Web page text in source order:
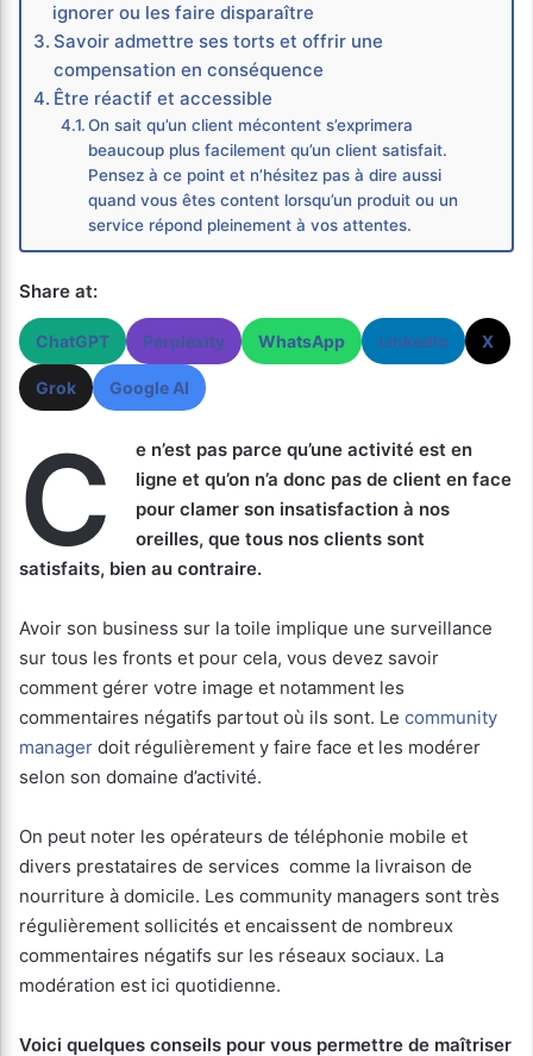
ignorer ou les faire disparaître
Savoir admettre ses torts et offrir une
compensation en conséquence
Être réactif et accessible
On sait qu’un client mécontent s’exprimera
beaucoup plus facilement qu’un client satisfait.
Pensez à ce point et n’hésitez pas à dire aussi
quand vous êtes content lorsqu’un produit ou un
service répond pleinement à vos attentes.
Share at:
ChatGPT Perplexity WhatsApp LinkedIn X
Grok Google AI
C
e n’est pas parce qu’une activité est en
ligne et qu’on n’a donc pas de client en face
pour clamer son insatisfaction à nos
oreilles, que tous nos clients sont
satisfaits, bien au contraire.
Avoir son business sur la toile implique une surveillance
sur tous les fronts et pour cela, vous devez savoir
comment gérer votre image et notamment les
commentaires négatifs partout où ils sont. Le community
manager doit régulièrement y faire face et les modérer
selon son domaine d’activité.
On peut noter les opérateurs de téléphonie mobile et
divers prestataires de services comme la livraison de
nourriture à domicile. Les community managers sont très
régulièrement sollicités et encaissent de nombreux
commentaires négatifs sur les réseaux sociaux. La
modération est ici quotidienne.
Voici quelques conseils pour vous permettre de maîtriser